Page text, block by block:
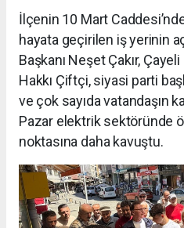
İlçenin 10 Mart
hayata geçirilen iş yerinin
Başkanı Neşet Çakır,
Hakkı Çiftçi, siyasi parti
ve çok sayıda vatandaşın
Pazar elektrik sektöründe
noktasına daha kavuştu.